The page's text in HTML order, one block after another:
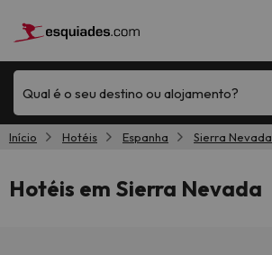
Qual é o seu destino ou alojamento?
Início Hotéis Espanha Sierra Nevada
Hotéis em Sierra Nevada